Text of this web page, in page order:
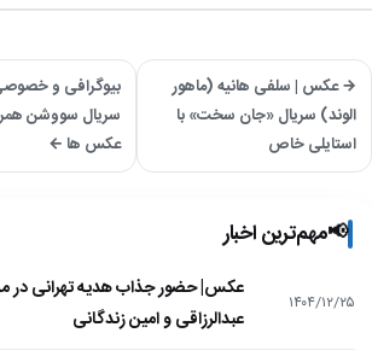
→ عکس | سلفی هانیه (ماهور
الوند) سریال «جان سخت» با
استایلی خاص
بیوگرافی و
سریال سووشن
عکس ها ←
📢مهم‌ترین اخبار
۱۴۰۴/۱۲/۲۵
عکس| حضور جذاب هدیه تهرانی در
عبدالرزاقی و امین زندگانی